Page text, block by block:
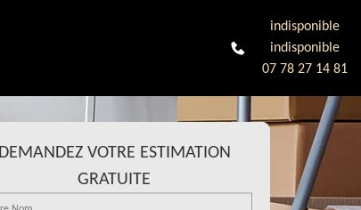
indisponible
indisponible
07 78 27 14 81
DEMANDEZ VOTRE ESTIMATION
GRATUITE